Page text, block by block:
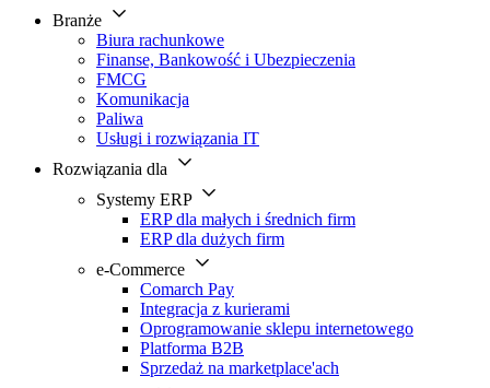
Branże
Biura rachunkowe
Finanse, Bankowość i Ubezpieczenia
FMCG
Komunikacja
Paliwa
Usługi i rozwiązania IT
Rozwiązania dla
Systemy ERP
ERP dla małych i średnich firm
ERP dla dużych firm
e-Commerce
Comarch Pay
Integracja z kurierami
Oprogramowanie sklepu internetowego
Platforma B2B
Sprzedaż na marketplace'ach